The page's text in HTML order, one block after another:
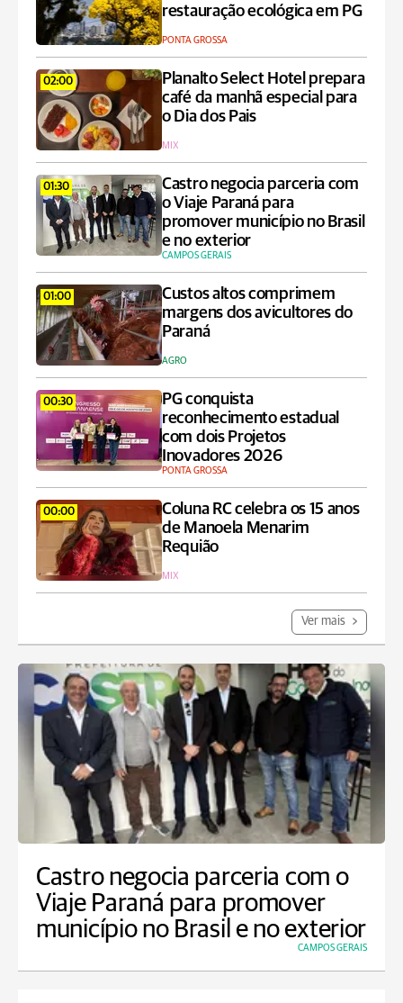
restauração ecológica em PG
PONTA GROSSA
02:00
Planalto Select Hotel prepara
café da manhã especial para
o Dia dos Pais
MIX
01:30
Castro negocia parceria com
o Viaje Paraná para
promover município no Brasil
e no exterior
CAMPOS GERAIS
01:00
Custos altos comprimem
margens dos avicultores do
Paraná
AGRO
00:30
PG conquista
reconhecimento estadual
com dois Projetos
Inovadores 2026
PONTA GROSSA
00:00
Coluna RC celebra os 15 anos
de Manoela Menarim
Requião
MIX
Ver mais
Castro negocia parceria com o
Viaje Paraná para promover
município no Brasil e no exterior
CAMPOS GERAIS